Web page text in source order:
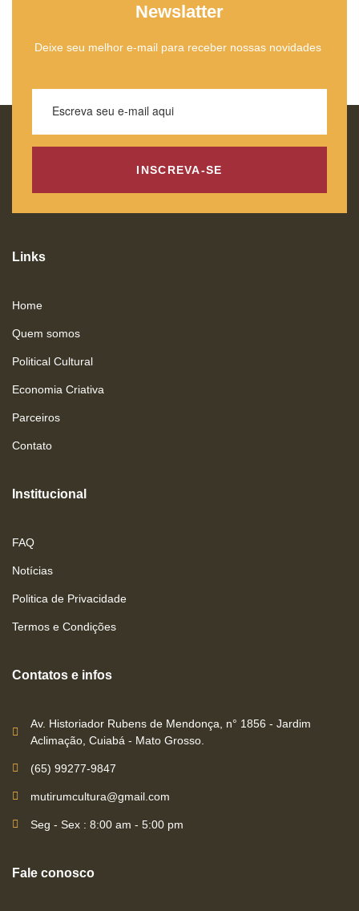
Newslatter
Deixe seu melhor e-mail para receber nossas novidades
INSCREVA-SE
Links
Home
Quem somos
Political Cultural
Economia Criativa
Parceiros
Contato
Institucional
FAQ
Notícias
Politica de Privacidade
Termos e Condições
Contatos e infos
Av. Historiador Rubens de Mendonça, n° 1856 - Jardim
Aclimação, Cuiabá - Mato Grosso.
(65) 99277-9847
mutirumcultura@gmail.com
Seg - Sex : 8:00 am - 5:00 pm
Fale conosco